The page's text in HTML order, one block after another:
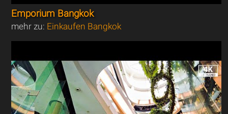
Emporium Bangkok
mehr zu: Einkaufen Bangkok